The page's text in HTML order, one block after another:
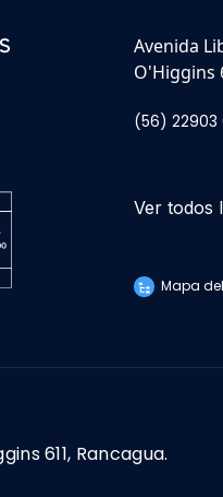
Avenida
O'Higgins
(56) 22903
Ver todos
Mapa
611, Rancagua.